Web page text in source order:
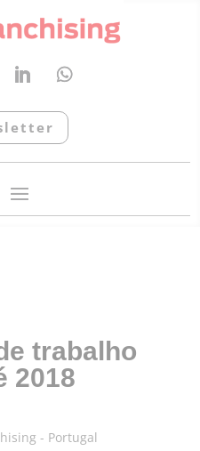
trabalho
2018
- Portugal